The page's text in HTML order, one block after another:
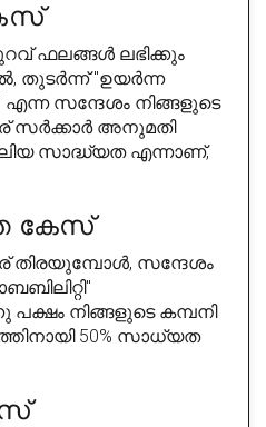
ഫലങ്ങൾ ലഭിക്കും
തുടർന്ന് "ഉയർന്ന
സന്ദേശം നിങ്ങളുടെ
സർക്കാർ അനുമതി
സാദ്ധ്യത എന്നാണ്,
കേസ്
തിരയുമ്പോൾ, സന്ദേശം
പക്ഷം നിങ്ങളുടെ കമ്പനി
50% സാധ്യത